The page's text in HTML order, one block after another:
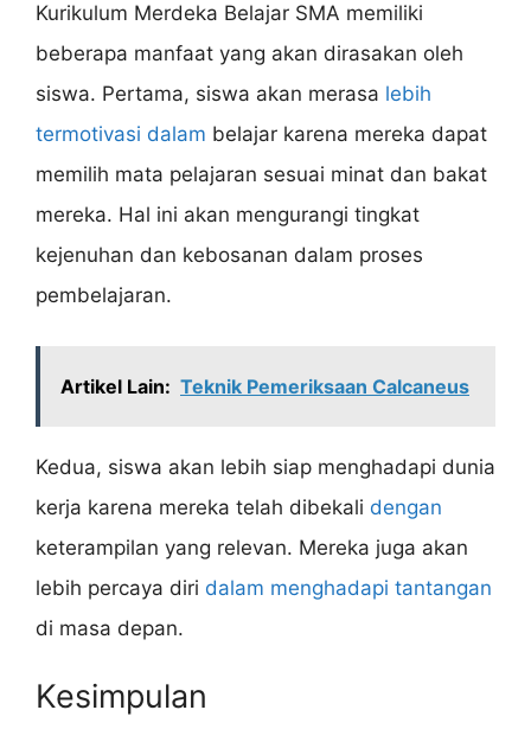
Kurikulum Merdeka Belajar SMA memiliki
beberapa manfaat yang akan dirasakan oleh
siswa. Pertama, siswa akan merasa lebih
termotivasi dalam belajar karena mereka dapat
memilih mata pelajaran sesuai minat dan bakat
mereka. Hal ini akan mengurangi tingkat
kejenuhan dan kebosanan dalam proses
pembelajaran.
Artikel Lain: Teknik Pemeriksaan Calcaneus
Kedua, siswa akan lebih siap menghadapi dunia
kerja karena mereka telah dibekali dengan
keterampilan yang relevan. Mereka juga akan
lebih percaya diri dalam menghadapi tantangan
di masa depan.
Kesimpulan